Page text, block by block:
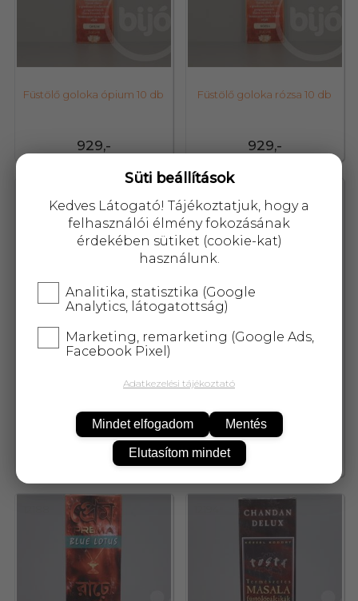
929,-
Füstölő goloka ópium 10 db
929,-
Füstölő goloka rózsa 10 db
Füstölő goloka szantál 10 db Füstölő goloka tömjén 10 db
Süti beállítások
Kedves Látogató! Tájékoztatjuk, hogy a
felhasználói élmény fokozásának
érdekében sütiket (cookie-kat)
használunk.
Analitika, statisztika (Google
Analytics, látogatottság)
Marketing, remarketing (Google Ads,
Facebook Pixel)
Adatkezelési tájékoztató
Mindet elfogadom Mentés
Elutasítom mindet